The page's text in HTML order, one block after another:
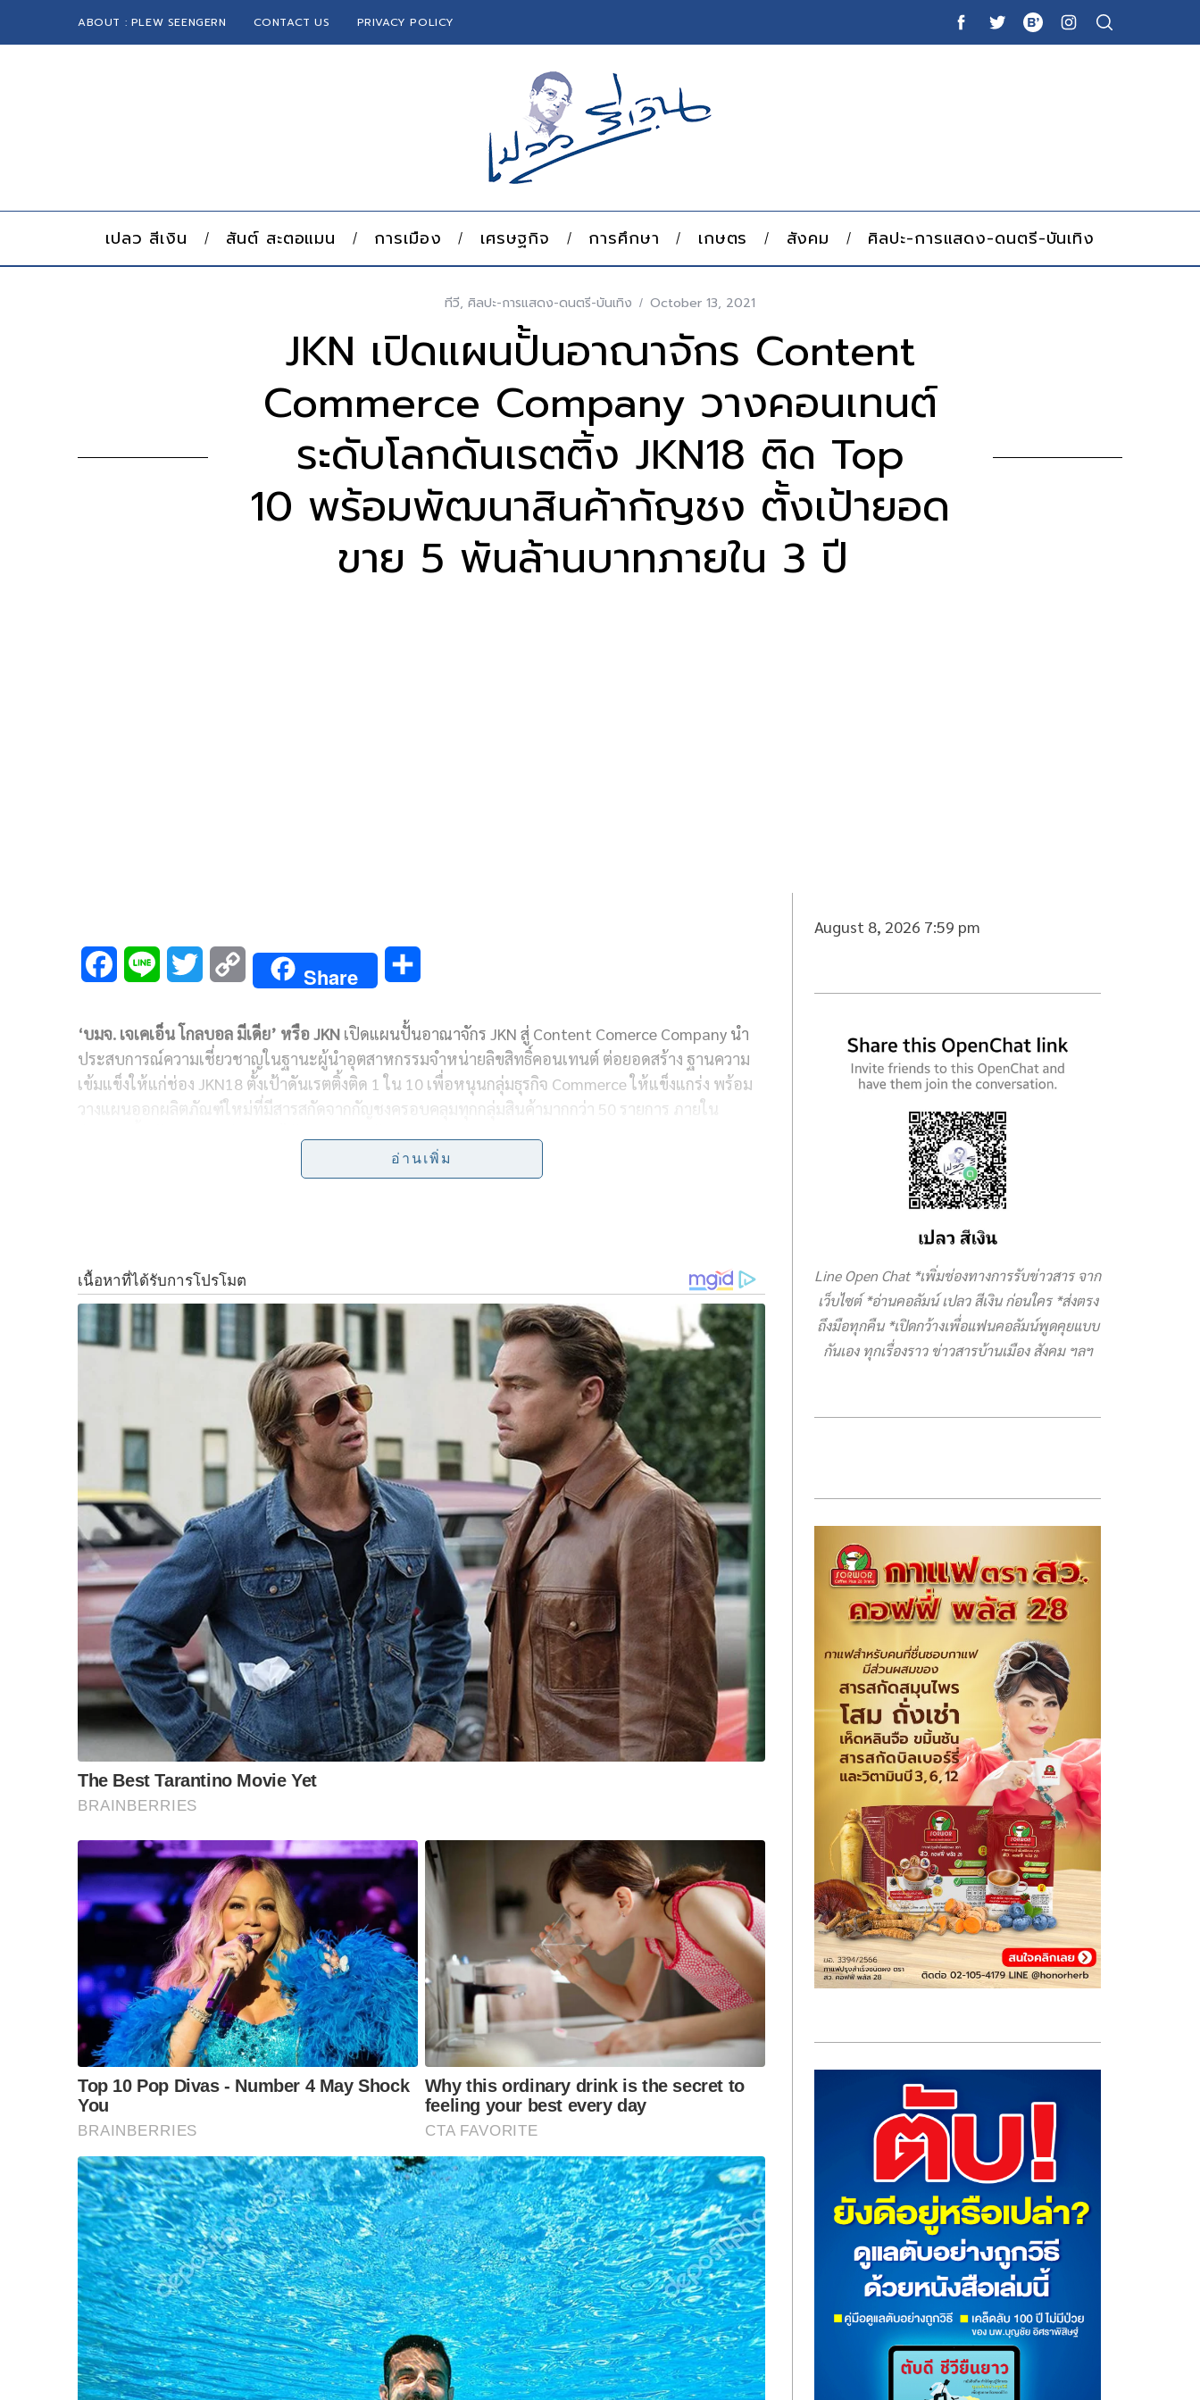
ABOUT : PLEW SEENGERN CONTACT US PRIVACY POLICY
เปลว สีเงิน สันต์ สะตอแมน การเมือง เศรษฐกิจ การศึกษา เกษตร สังคม ศิลปะ-การแสดง-ดนตรี-บันเทิง
ทีวี, ศิลปะ-การแสดง-ดนตรี-บันเทิง October 13, 2021
JKN เปิดแผนปั้นอาณาจักร Content
Commerce Company วางคอนเทนต์
ระดับโลกดันเรตติ้ง JKN18 ติด Top
10 พร้อมพัฒนาสินค้ากัญชง ตั้งเป้ายอด
ขาย 5 พันล้านบาทภายใน 3 ปี
c
e
b
n
e
i
t
t
p
y
L
Share
a
r
e
‘บมจ. เจเคเอ็น โกลบอล มีเดีย’ หรือJKN เปิดแผนปั้นอาณาจักร JKN สู่ Content Comerce Company นำ
ประสบการณ์ความเชี่ยวชาญในฐานะผู้นำอุตสาหกรรมจำหน่ายลิขสิทธิ์คอนเทนต์ ต่อยอดสร้าง ฐานความ
เข้มแข็งให้แก่ช่อง JKN18 ตั้งเป้าดันเรตติ้งติด 1ใน 10 เพื่อหนุนกลุ่มธุรกิจ Commerceให้แข็งแกร่ง พร้อม
วางแผนออกผลิตภัณฑ์ใหม่ที่มีสารสกัดจากกัญชงครอบคลุมทุกกลุ่มสินค้ามากกว่า 50 รายการ ภายใน
คุณจักรพงษ์ จักราจุฑาธิบดิ์ ประธานเจ้าหน้าที่บริหารและกรรมการผู้จัดการ บริษัท เจเคเอ็น โกลบอล มีเดีย
โดยจะนำจุดแข็งของธุรกิจคอนเทนต์ในฐานะที่เป็นผู้นำในอุตสาหกรรมจำหน่ายลิขสิทธิ์คอนเทนต์ของ
ภูมิภาคนี้ จากการถือครองลิขสิทธิ์คอนเทนต์จากแบรนด์ดังระดับโลกและจำหน่ายให้แก่คู่ค้าเพื่อซื้อลิขสิทธิ์
นำไปออกอากาศผ่านแพลตฟอร์มต่างๆ ทั้งทีวีดิจิทัล ทีวีดาวเทียมและช่องทางออนไลน์
รวมถึงเป็นผู้ผลิตคอนเทนต์รายการข่าวภายใต้ลิขสิทธิ์ ที่ให้ความไว้วางใจJKNในการผลิตรายการ
JKN-CNBCสำนักข่าวเศรษฐกิจอันดับหนึ่งของโลกสู่ไทย ที่สร้างมาตรฐานการผลิต
รายการข่าวในระดับสากลมาสู่วงการข่าวในประเทศไทย เพื่อนำมาสนับสนุนการดำเนินธุรกิจทีวีดิจิทัล
ช่อง
JKN18
ทั้งนี้ ช่องJKN18ถือเป็นการลงทุนครั้งใหญ่ในเชิงกลยุทธ์ที่สำคัญ นับตั้งแต่ได้เข้าเป็นสมาชิกในตลาดทุน
ตั้งแต่ ปี2017และเป็นจิ๊กซอว์ที่เข้ามาช่วยสร้างการเติบโตอย่างก้าวกระโดดให้แก่ JKN ที่มีประสบการณ์
ความเชี่ยวชาญ ในอุตสาหกรรมคอนเทนต์มามากกว่า20ปี และเป็นผู้ถือครองลิขสิทธิ์คอนเทนต์ที่หลาก
หลายทั้ง8กลุ่ม
รวมถึงการผลิต รายการข่าวภายใต้JKN-CNBCสร้างความได้เปรียบเชิงการแข่งขันที่จะทำให้ช่องJKN18
การนำเสนอคอนเทนต์ ที่ครอบคลุมทั้งสาระและความบันเทิง สร้างการยอมรับให้แก่วงการทีวีดิจิทัลใน
ประเทศไทย ซึ่งมีฐานผู้ชมเพิ่มขึ้นอย่างต่อเนื่อง
โดยจะเป็นกลไกสำคัญที่ทำให้JKN สามารถใช้ช่องJKN18ต่อยอดเข้าสนับสนุนการดำเนินงานของธุรกิจ
คอมเมิร์ซ ภายใต้การดำเนินงานของบริษัท เจเคเอ็น เบสท์ ไลฟ์
ควบคู่กับการขยายฐานลูกค้า ผ่านช่องทีวีดาวเทียมJKN Hi Shoppingสนุกทุกการช็อป ซึ่งเป็นความร่วมมือ
ระหว่างบริษัทฯ กับกลุ่มฮุนได โฮมช้อปปิ้งฯ ประเทศเกาหลี ที่จะสร้างประสบการณ์การเลือกซื้อสินค้าที่มา
กกว่าการช้อปปิ้งในรูปแบบเดิมได้ตลอด
ชั่วโมง สอดรับกับพฤติกรรมการซื้อสินค้าในยุคNew Normal
นอกจากนี้ บริษัทฯ ได้มีการใช้กลยุทธ์การตลาด‘ซูเปอร์สตาร์มาร์เก็ตติ้ง’เพื่อสร้างแบรนด์สินค้าในทุก
ผลิตภัณฑ์ ของกลุ่ม คอมเมิร์ซ ซึ่งประกอบด้วย ผลิตภัณฑ์เสริมอาหารเพื่อสุขภาพและความงามทั้ง
แบรนด์Olig Fiber (โอลิก ไฟเบอร์), V-Allin (วี ออลิน), Hair now (แฮร์นาว ), Instinct (อินสติงท์ และC-
TRIA by Anne JKN (ซีเทรีย)เครื่องดื่ม สมุนไพรสกัดผสมวิตามิน ได้แก่
Dragon X ( ดราก้อน เอ็กซ์) และ Tiger X ( ไทเกอร์ เอ็กซ์)นอกจากนี้ ยังสร้างสรรค์ นวัตกรรมผลิตภัณฑ์ใหม่ๆ
เพื่อออกมาตอบสนองความต้องการของผู้บริโภค ด้วยการเป็นผู้ผลิตเครื่องดื่มเพื่อสุขภาพ เพื่อรองกับเทรนด์
ของผู้บริโภคที่ให้ความสำคัญกับเรื่องนี้ โดยมีแผนนำสารสกัดจากกัญชงมาพัฒนาเป็นผลิตภัณฑ์ เสริม
ภายในปี2022
“เรามีเป้าหมายในอีก3ปีข้างหน้า ที่จะผลักดันช่องJKN18ให้ได้รับความนิยมสูงสุดติด1ใน10ของ
ประเทศ และเป็นจิ๊กซอว์สำคัญที่ช่วยสนับสนุนกลุ่มธุรกิจคอมเมิร์ซ ของJKNให้มีความเข้มแข็ง มั่นคงและ
ยั่งยืนในระยะยาว ด้วยเป้าหมายรายได้ที่จะเพิ่มเป็น5,000ล้านบาท และขับเคลื่อนองค์กรไปสู่การ
เป็นContent Commerce Companyอย่างเต็มตัวได้ตามแผนงานที่วางไว้”คุณแอน–จักรพงษ์กล่าว
อ่านเพิ่ม
August 8, 2026 7:59 pm
Line Open Chat *เพิ่มช่องทางการรับข่าวสาร จาก
เว็บไซต์ *อ่านคอลัมน์ เปลว สีเงิน ก่อนใคร *ส่งตรง
ถึงมือทุกคืน *เปิดกว้างเพื่อแฟนคอลัมน์พูดคุยแบบ
กันเอง ทุกเรื่องราว ข่าวสารบ้านเมือง สังคม ฯลฯ
S
e
a
r
h
f
r